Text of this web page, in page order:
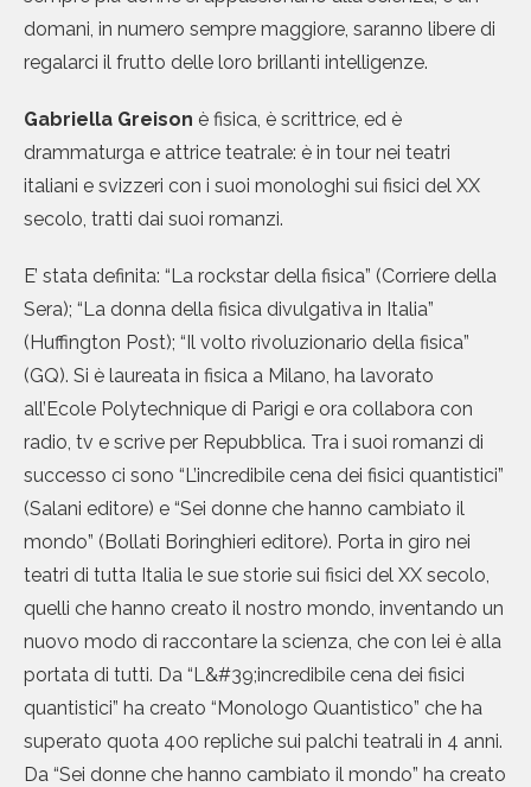
domani, in numero sempre maggiore, saranno libere di
regalarci il frutto delle loro brillanti intelligenze.
Gabriella Greison è fisica, è scrittrice, ed è
drammaturga e attrice teatrale: è in tour nei teatri
italiani e svizzeri con i suoi monologhi sui fisici del XX
secolo, tratti dai suoi romanzi.
E’ stata definita: “La rockstar della fisica” (Corriere della
Sera); “La donna della fisica divulgativa in Italia”
(Huffington Post); “Il volto rivoluzionario della fisica”
(GQ). Si è laureata in fisica a Milano, ha lavorato
all’Ecole Polytechnique di Parigi e ora collabora con
radio, tv e scrive per Repubblica. Tra i suoi romanzi di
successo ci sono “L’incredibile cena dei fisici quantistici”
(Salani editore) e “Sei donne che hanno cambiato il
mondo” (Bollati Boringhieri editore). Porta in giro nei
teatri di tutta Italia le sue storie sui fisici del XX secolo,
quelli che hanno creato il nostro mondo, inventando un
nuovo modo di raccontare la scienza, che con lei è alla
portata di tutti. Da “L&#39;incredibile cena dei fisici
quantistici” ha creato “Monologo Quantistico” che ha
superato quota 400 repliche sui palchi teatrali in 4 anni.
Da “Sei donne che hanno cambiato il mondo” ha creato